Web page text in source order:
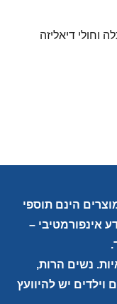
וחולי דיאליזה
הינם תוספי
אינפורמטיבי –
נשים הרות,
יש להיוועץ